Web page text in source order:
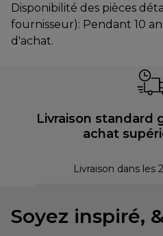
Disponibilité des pièces
fournisseur): Pendant 10
d'achat.
Livraison standard
achat
Livraison dans les
Soyez inspiré,